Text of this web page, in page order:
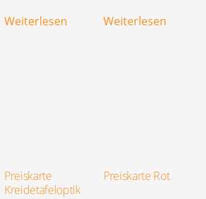
Weiterlesen Weiterlesen
Preiskarte
Kreidetafeloptik
Preiskarte Rot